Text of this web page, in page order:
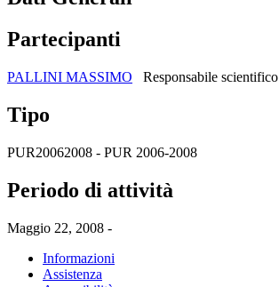
Partecipanti
PALLINI MASSIMO Responsabile scientifico
Tipo
PUR20062008 - PUR 2006-2008
Periodo di attività
Maggio 22, 2008 -
Informazioni
Assistenza